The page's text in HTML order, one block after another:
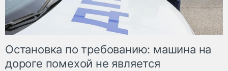
Остановка по требованию: машина на
дороге помехой не является